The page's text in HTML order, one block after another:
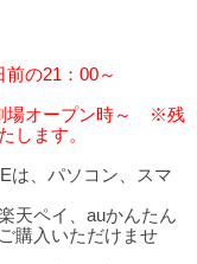
の21：00～
場オープン時～ ※残
します。
は、パソコン、スマ
天ペイ、auかんたん
購入いただけませ